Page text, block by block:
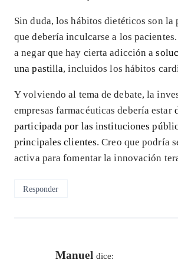
Sin duda, los hábitos dietéticos son la
que debería inculcarse a los
a negar que hay cierta adicción a
una pastilla, incluidos los hábitos
Y volviendo al tema de debate, la
empresas farmacéuticas debería estar
participada por las instituciones
principales clientes. Creo que podría
activa para fomentar la innovación
Responder
Manuel dice: